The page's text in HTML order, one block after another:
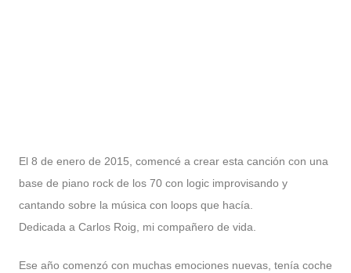
El 8 de enero de 2015, comencé a crear esta canción con una
base de piano rock de los 70 con logic improvisando y
cantando sobre la música con loops que hacía.
Dedicada a Carlos Roig, mi compañero de vida.
Ese año comenzó con muchas emociones nuevas, tenía coche